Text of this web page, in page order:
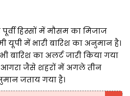
हिस्सों में मौसम का मिजाज
यूपी में भारी बारिश का अनुमान है।
बारिश का अलर्ट जारी किया गया
जैसे शहरों में अगले तीन
जताय गया है।